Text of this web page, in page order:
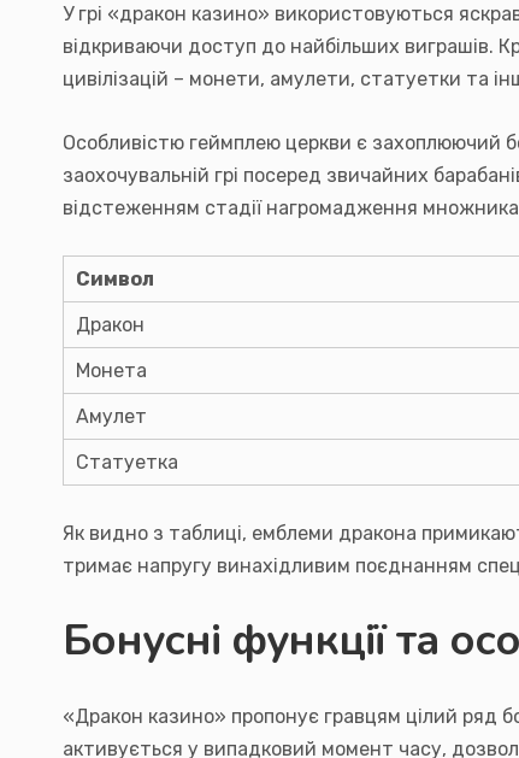
У грі «дракон казино» використовуються
відкриваючи доступ до найбільших виграшів.
цивілізацій – монети, амулети, статуетки та
Особливістю геймплею церкви є захоплюючий
заохочувальній грі посеред звичайних
відстеженням стадії нагромадження множника
Символ
Дракон
Монета
Амулет
Статуетка
Як видно з таблиці, емблеми дракона
тримає напругу винахідливим поєднанням
Бонусні функції та
«Дракон казино» пропонує гравцям цілий ряд
активується у випадковий момент часу,